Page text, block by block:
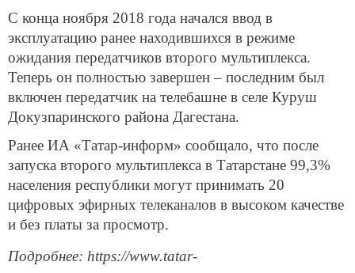
С конца ноября 2018 года начался ввод в
эксплуатацию ранее находившихся в режиме
ожидания передатчиков второго мультиплекса.
Теперь он полностью завершен – последним был
включен передатчик на телебашне в селе Куруш
Докузпаринского района Дагестана.
Ранее ИА «Татар-информ» сообщало, что после
запуска второго мультиплекса в Татарстане 99,3%
населения республики могут принимать 20
цифровых эфирных телеканалов в высоком качестве
и без платы за просмотр.
Подробнее: https://www.tatar-